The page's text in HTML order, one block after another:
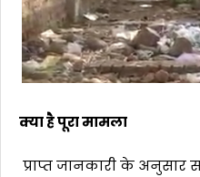
क्या है पूरा मामला
प्राप्त जानकारी के